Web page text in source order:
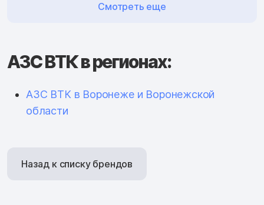
Смотреть еще
АЗС ВТК в регионах:
АЗС ВТК в Воронеже и Воронежской
области
Назад к списку брендов